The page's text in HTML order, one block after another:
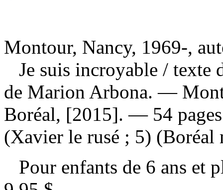
Montour, Nancy, 1969-,
Je suis incroyable / texte
de Marion Arbona. —
Boréal, [2015]. — 54
(Xavier le rusé ; 5) (Boréal
Pour enfants de 6 ans et